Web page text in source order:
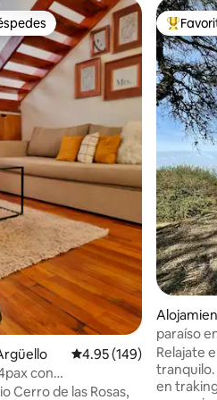
Calificación promedio:
4.95 (149)
con
Argentina
Cerro de las Rosas,
paraíso
Relajate
en